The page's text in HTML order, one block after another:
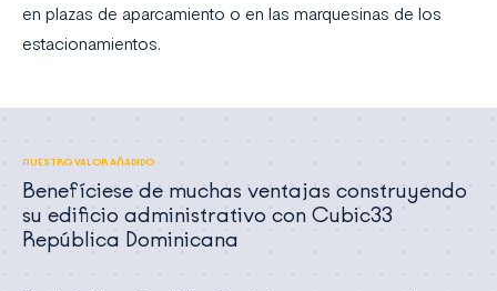
en plazas de aparcamiento o en las marquesinas de los
estacionamientos.
NUESTRO VALOR AÑADIDO
Benefíciese de muchas ventajas construyendo
su edificio administrativo con Cubic33
República Dominicana